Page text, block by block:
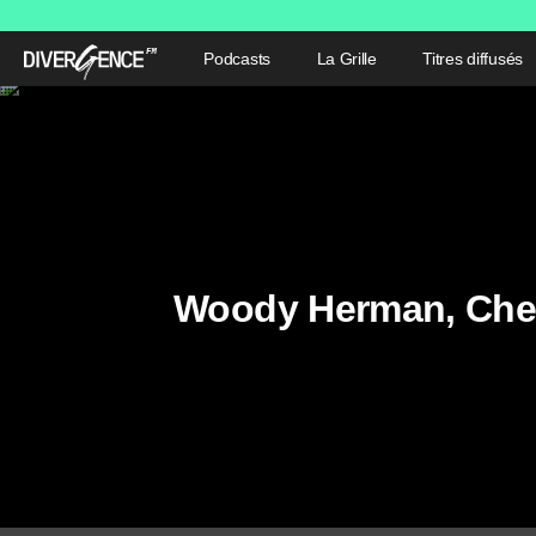
Podcasts La Grille Titres diffusés
Woody Herman,